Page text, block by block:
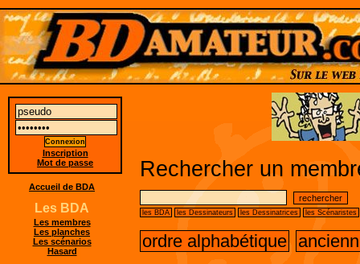
Rechercher un
les BDA les Dessinateurs les Dessinatrices les Scénaristes
ordre alphabétique
Inscription
Mot de passe
Accueil de BDA
Les BDA
Les membres
Les planches
Les scénarios
Hasard